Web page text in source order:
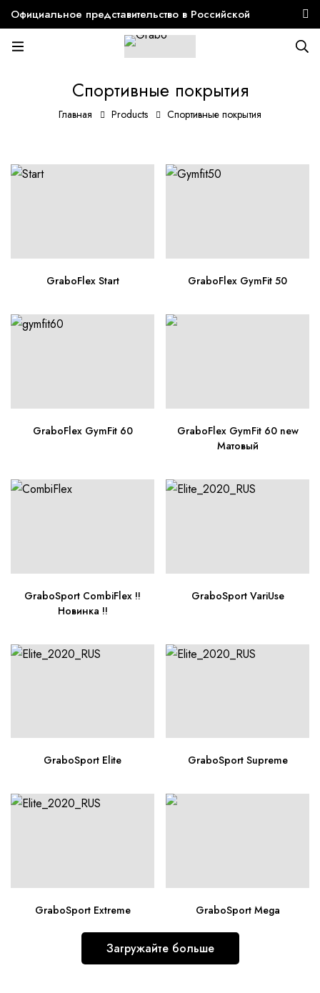
Официальное представительство в Российской
Федерации 🇷🇺
Спортивные покрытия
Главная Products Спортивные покрытия
GraboFlex Start GraboFlex GymFit 50
GraboFlex GymFit 60
GraboFlex GymFit 60 new
Матовый
GraboSport CombiFlex !!
Новинка !!
GraboSport VariUse
GraboSport Elite GraboSport Supreme
GraboSport Extreme GraboSport Mega
Загружайте больше